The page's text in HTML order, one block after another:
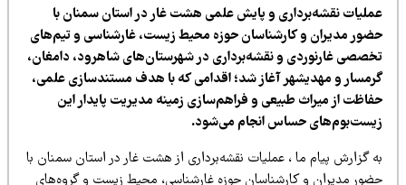
نقشه‌برداری و پایش علمی هشت غار در استان سمنان با
مدیران و کارشناسان حوزه محیط زیست، غارشناسی و تیم‌های
غارنوردی و نقشه‌برداری در شهرستان‌های شاهرود، دامغان،
و مهدیشهر آغاز شد؛ اقدامی که با هدف مستندسازی علمی،
از میراث طبیعی و فراهم‌سازی زمینه مدیریت پایدار این
حساس انجام می‌شود.
گزارش پیام ما ، عملیات نقشه‌برداری از هشت غار در استان سمنان با
مدیران و کارشناسان حوزه غارشناسی، محیط زیست و گروه‌های